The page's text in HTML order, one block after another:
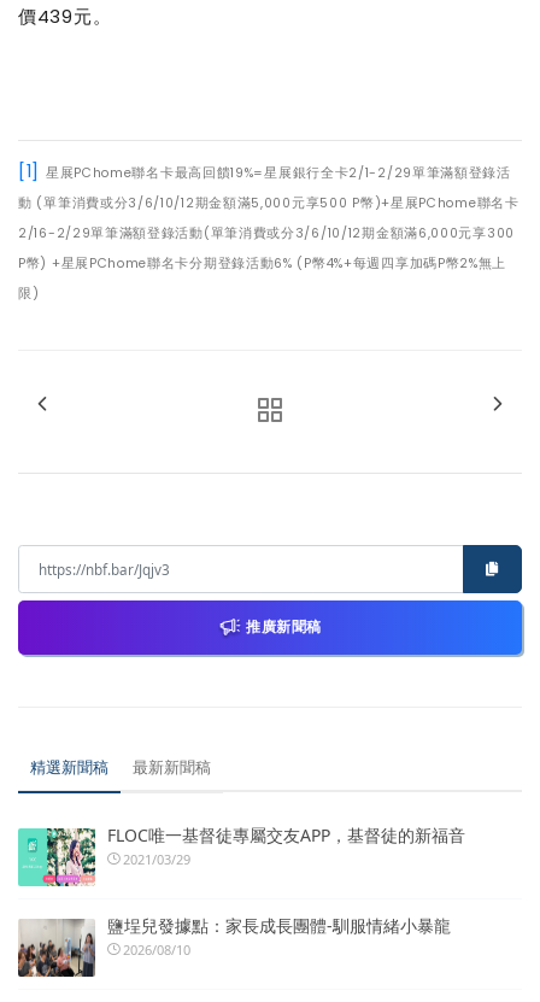
價439元。
[1] 星展PChome聯名卡最高回饋19%=星展銀行全卡2/1-2/29單筆滿額登錄活
動 (單筆消費或分3/6/10/12期金額滿5,000元享500 P幣)+星展PChome聯名卡
2/16-2/29單筆滿額登錄活動(單筆消費或分3/6/10/12期金額滿6,000元享300
P幣) +星展PChome聯名卡分期登錄活動6% (P幣4%+每週四享加碼P幣2%無上
限)
推廣新聞稿
精選新聞稿 最新新聞稿
FLOC唯一基督徒專屬交友APP，基督徒的新福音
2021/03/29
鹽埕兒發據點：家長成長團體-馴服情緒小暴龍
2026/08/10